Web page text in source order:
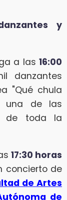
y
a las 16:00
danzantes
"Qué chula
una de las
de toda la
17:30 horas
concierto de
de Artes
de